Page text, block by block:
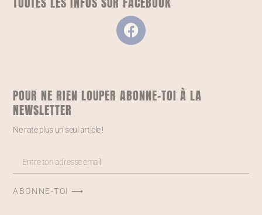
POUR NE RIEN LOUPER ABONNE-TOI À LA
NEWSLETTER
Ne rate plus un seul article !
ABONNE-TOI ⟶